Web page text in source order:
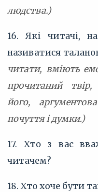
людства.)
16. Які читачі,
називатися
читати, вміють
прочитаний твір,
його,
почуття і думки.)
17. Хто з вас
читачем?
18. Хто хоче бути